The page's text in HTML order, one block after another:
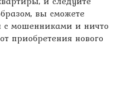
вы сможете
с мошенниками и ничто
приобретения нового